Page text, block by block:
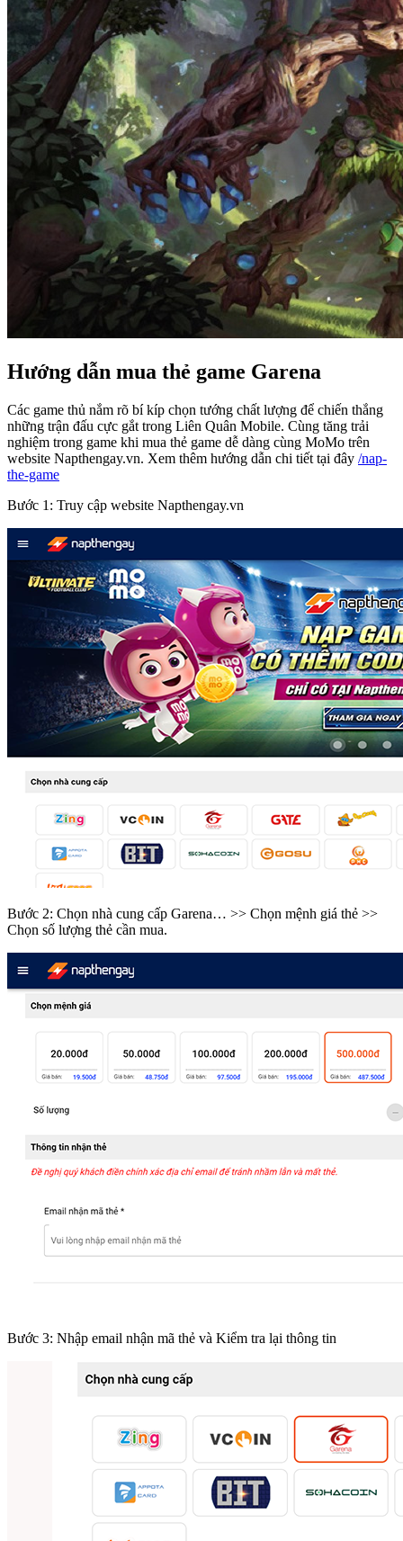
Hướng dẫn mua thẻ game Garena
Các game thủ nắm rõ bí kíp chọn tướng chất lượng để chiến thắng
những trận đấu cực gắt trong Liên Quân Mobile. Cùng tăng trải
nghiệm trong game khi mua thẻ game dễ dàng cùng MoMo trên
website Napthengay.vn. Xem thêm hướng dẫn chi tiết tại đây /nap-
the-game
Bước 1: Truy cập website Napthengay.vn
Bước 2: Chọn nhà cung cấp Garena… >> Chọn mệnh giá thẻ >>
Chọn số lượng thẻ cần mua.
Bước 3: Nhập email nhận mã thẻ và Kiểm tra lại thông tin